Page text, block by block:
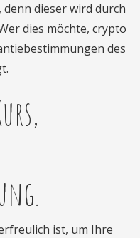
dieser wird durch
dies möchte, crypto
des
ist, um Ihre